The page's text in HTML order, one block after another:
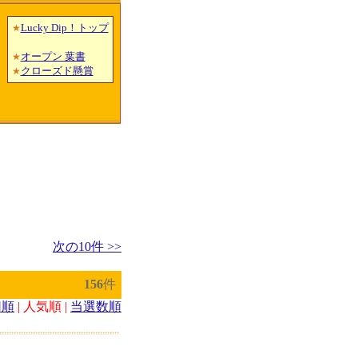
★Lucky Dip！トップ
★オープン 葉書
★クローズド懸賞
次の10件 >>
156件
| 人気順 | 当選数順